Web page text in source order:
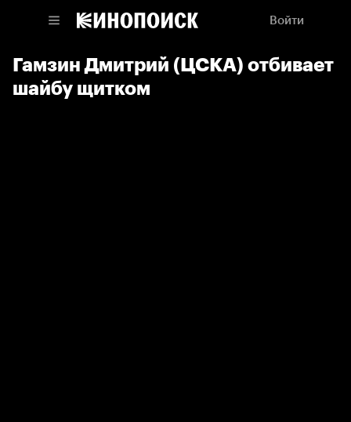
Войти
Гамзин Дмитрий (ЦСКА) отбивает
шайбу щитком